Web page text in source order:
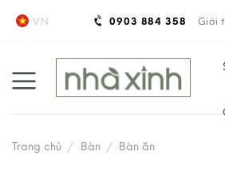
Skip
VN 0903 884 358 Giới
Trang chủ / Bàn / Bàn ăn